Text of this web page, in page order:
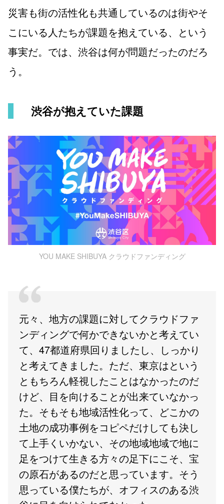
災害も街の活性化も共通しているのは街やそ
こにいる人たちが課題を抱えている、という
事実だ。では、渋谷は何が問題だったのだろ
う。
渋谷が抱えていた課題
YOU MAKE SHIBUYA クラウドファンディング
元々、地方の課題に対してクラウドファ
ンディングで何かできないかと考えてい
て、47都道府県回りましたし、しっかり
と考えてきました。ただ、東京はという
ともちろん軽視したことはなかったのだ
けど、目を向けることが出来ていなかっ
た。そもそも地域活性化って、どこかの
土地の成功事例をコピペだけしても決し
て上手くいかない、その地域地域で地に
足をつけて生きる方々の足下にこそ、宝
の原石があるのだと思っています。そう
思っている僕たちが、オフィスのある渋